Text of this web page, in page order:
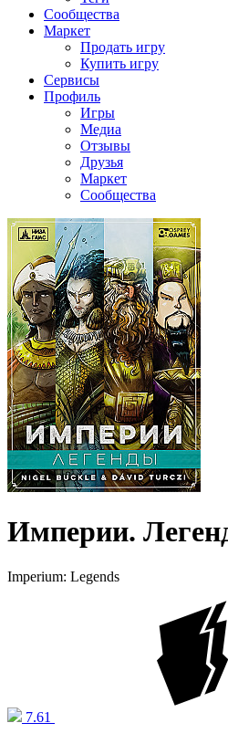
Сообщества
Маркет
Продать игру
Купить игру
Сервисы
Профиль
Игры
Медиа
Отзывы
Друзья
Маркет
Сообщества
Империи.
Imperium: Legends
7.61